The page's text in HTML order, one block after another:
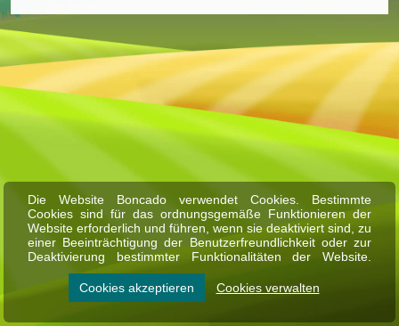
Die Website Boncado verwendet Cookies. Bestimmte
Cookies sind für das ordnungsgemäße Funktionieren der
Website erforderlich und führen, wenn sie deaktiviert sind, zu
einer Beeinträchtigung der Benutzerfreundlichkeit oder zur
Deaktivierung bestimmter Funktionalitäten der Website.
Andere Cookies werden zu Analyse- oder Marketingzwecken
verwendet.Cookies akzeptieren Cookies verwalten